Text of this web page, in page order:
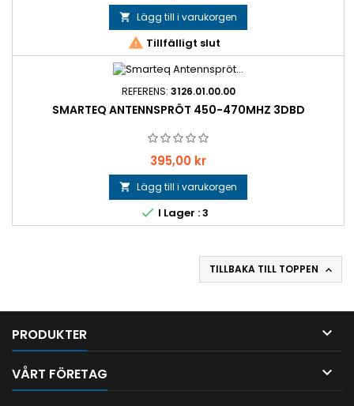
 Lägg till i varukorgen
 Tillfälligt slut
REFERENS: 3126.01.00.00
SMARTEQ ANTENNSPRÖT 450-470MHZ 3DBD
Pris
395,00 kr
 Lägg till i varukorgen
 I Lager : 3
TILLBAKA TILL TOPPEN 
PRODUKTER 
VÅRT FÖRETAG 